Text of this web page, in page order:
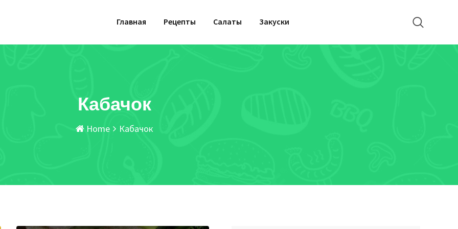
Главная Рецепты Салаты Закуски
Кабачок
Home Кабачок